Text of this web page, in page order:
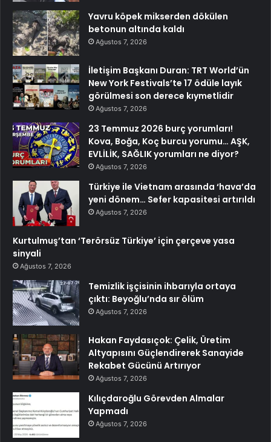
Yavru köpek mikserden dökülen
betonun altında kaldı
Ağustos 7, 2026
İletişim Başkanı Duran: TRT World’ün
New York Festivals’te 17 ödüle layık
görülmesi son derece kıymetlidir
Ağustos 7, 2026
23 Temmuz 2026 burç yorumları!
Kova, Boğa, Koç burcu yorumu… AŞK,
EVLİLİK, SAĞLIK yorumları ne diyor?
Ağustos 7, 2026
Türkiye ile Vietnam arasında ‘hava’da
yeni dönem… Sefer kapasitesi artırıldı
Ağustos 7, 2026
Kurtulmuş’tan ‘Terörsüz Türkiye’ için çerçeve yasa
sinyali
Ağustos 7, 2026
Temizlik işçisinin ihbarıyla ortaya
çıktı: Beyoğlu’nda sır ölüm
Ağustos 7, 2026
Hakan Faydasıçok: Çelik, Üretim
Altyapısını Güçlendirerek Sanayide
Rekabet Gücünü Artırıyor
Ağustos 7, 2026
Kılıçdaroğlu Görevden Almalar
Yapmadı
Ağustos 7, 2026